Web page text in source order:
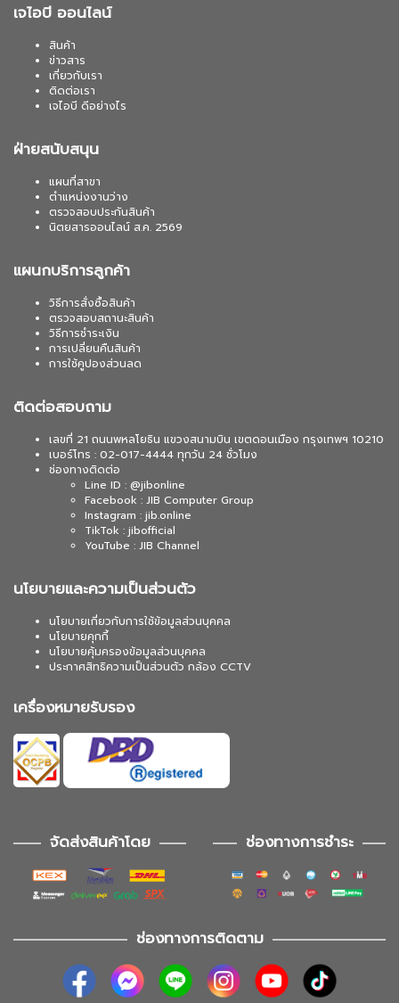
เจไอบี ออนไลน์
สินค้า
ข่าวสาร
เกี่ยวกับเรา
ติดต่อเรา
เจไอบี ดีอย่างไร
ฝ่ายสนับสนุน
แผนที่สาขา
ตำแหน่งงานว่าง
ตรวจสอบประกันสินค้า
นิตยสารออนไลน์ ส.ค. 2569
แผนกบริการลูกค้า
วิธีการสั่งซื้อสินค้า
ตรวจสอบสถานะสินค้า
วิธีการชำระเงิน
การเปลี่ยนคืนสินค้า
การใช้คูปองส่วนลด
ติดต่อสอบถาม
เลขที่ 21 ถนนพหลโยธิน แขวงสนามบิน เขตดอนเมือง กรุงเทพฯ 10210
เบอร์โทร : 02-017-4444 ทุกวัน 24 ชั่วโมง
ช่องทางติดต่อ
Line ID : @jibonline
Facebook : JIB Computer Group
Instagram : jib.online
TikTok : jibofficial
YouTube : JIB Channel
นโยบายและความเป็นส่วนตัว
นโยบายเกี่ยวกับการใช้ข้อมูลส่วนบุคคล
นโยบายคุกกี้
นโยบายคุ้มครองข้อมูลส่วนบุคคล
ประกาศสิทธิความเป็นส่วนตัว กล้อง CCTV
เครื่องหมายรับรอง
จัดส่งสินค้าโดย ช่องทางการชำระ
ช่องทางการติดตาม